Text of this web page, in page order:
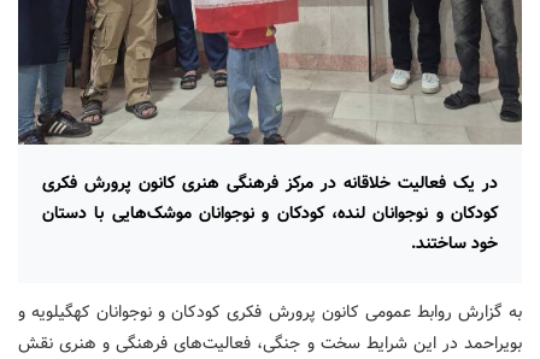
در یک فعالیت خلاقانه در مرکز فرهنگی هنری کانون پرورش فکری
کودکان و نوجوانان لنده، کودکان و نوجوانان موشک‌هایی با دستان
خود ساختند.
به گزارش روابط عمومی کانون پرورش فکری کودکان و نوجوانان کهگیلویه و
بویراحمد در این شرایط سخت و جنگی، فعالیت‌های فرهنگی و هنری نقش